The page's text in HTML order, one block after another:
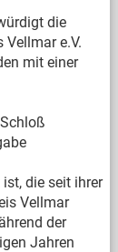
die
e.V.
mit einer
die seit ihrer
Vellmar
der
Jahren